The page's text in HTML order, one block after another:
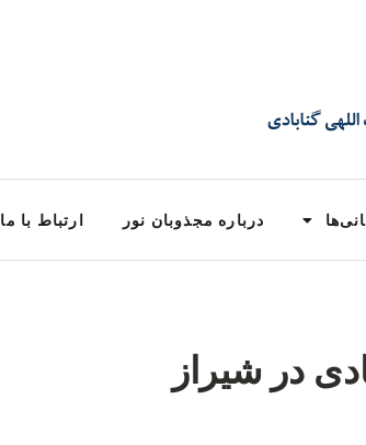
درباره مجذوبان نور ارتباط با ما
در شیراز